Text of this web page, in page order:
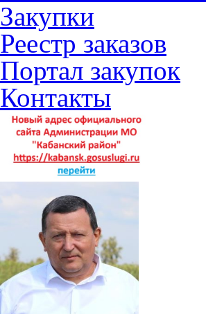
Закупки
Реестр заказов
Портал закупок
Контакты